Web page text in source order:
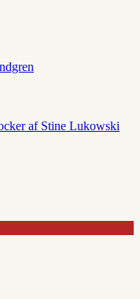
af Stine Lukowski